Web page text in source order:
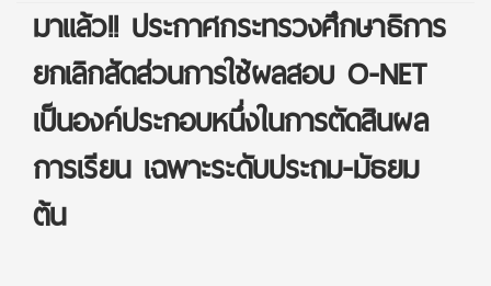
มาแล้ว!! ประกาศกระทรวงศึกษาธิการ
ยกเลิกสัดส่วนการใช้ผลสอบ O-NET
เป็นองค์ประกอบหนึ่งในการตัดสินผล
การเรียน เฉพาะระดับประถม-มัธยม
ต้น